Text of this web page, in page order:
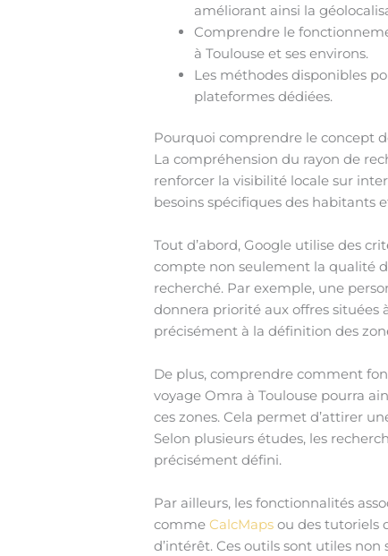
améliorant ainsi la
Comprendre le
à Toulouse et ses environs.
Les méthodes disponibles
plateformes dédiées.
Pourquoi comprendre le concept
La compréhension du rayon de
renforcer la visibilité locale sur
besoins spécifiques des habitants
Tout d’abord, Google utilise des
compte non seulement la qualité
recherché. Par exemple, une
donnera priorité aux offres situées
précisément à la définition des
De plus, comprendre comment
voyage Omra à Toulouse pourra
ces zones. Cela permet d’attirer
Selon plusieurs études, les
précisément défini.
Par ailleurs, les fonctionnalités
commeCalcMaps ou des tutoriels
d’intérêt. Ces outils sont utiles